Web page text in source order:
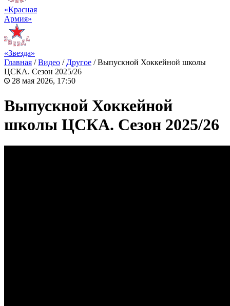
«Красная
Армия»
«Звезда»
Главная /Видео / Другое /Выпускной Хоккейной школы
ЦСКА. Сезон 2025/26
28 мая 2026, 17:50
Выпускной Хоккейной
школы ЦСКА. Сезон 2025/26